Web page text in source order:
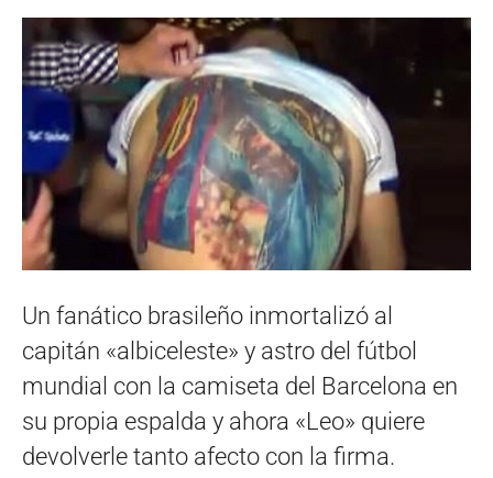
Un fanático brasileño inmortalizó al
capitán «albiceleste» y astro del fútbol
mundial con la camiseta del Barcelona en
su propia espalda y ahora «Leo» quiere
devolverle tanto afecto con la firma.